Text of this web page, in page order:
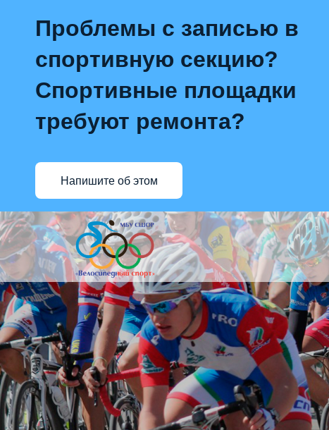
Проблемы с записью в
спортивную секцию?
Спортивные площадки
требуют ремонта?
Напишите об этом